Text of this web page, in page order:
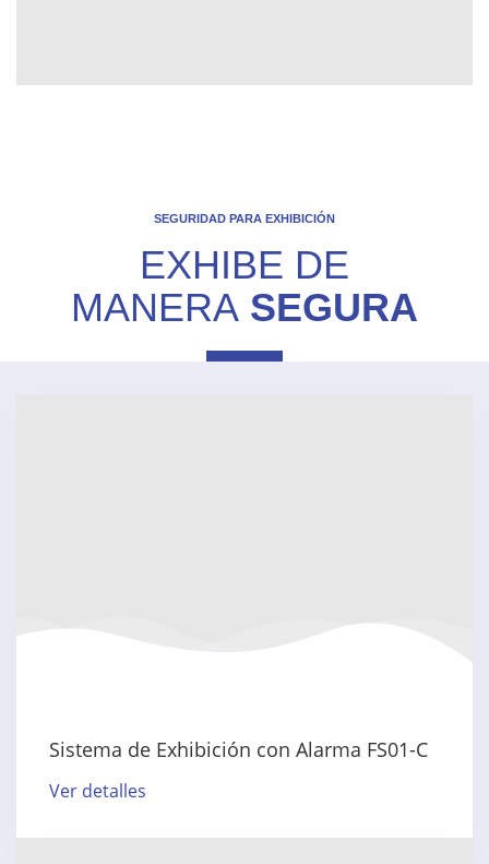
SEGURIDAD PARA EXHIBICIÓN
EXHIBE DE
MANERA SEGURA
Sistema de Exhibición con Alarma FS01-C
Ver detalles